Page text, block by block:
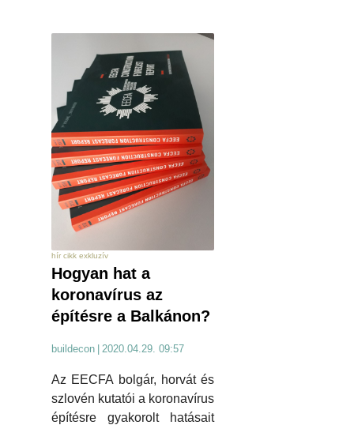
hír cikk exkluzív
Hogyan hat a
koronavírus az
építésre a Balkánon?
buildecon | 2020.04.29. 09:57
Az EECFA bolgár, horvát és
szlovén kutatói a koronavírus
építésre gyakorolt hatásait